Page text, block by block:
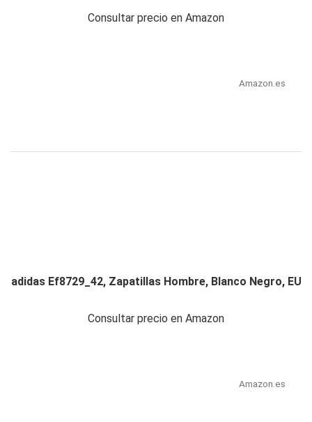
Consultar precio en Amazon
Amazon.es
adidas Ef8729_42, Zapatillas Hombre, Blanco Negro, EU
Consultar precio en Amazon
Amazon.es